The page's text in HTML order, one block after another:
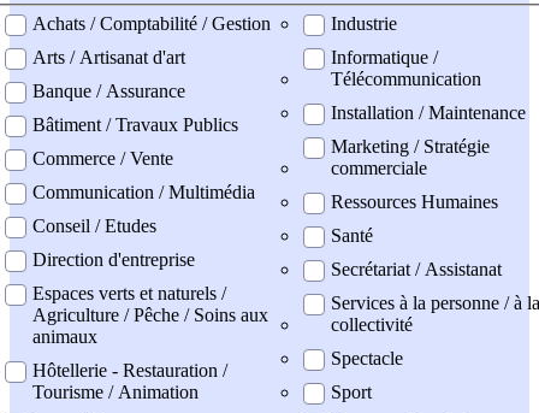
professionel
Achats / Comptabilité / Gestion
Arts / Artisanat d'art
Banque / Assurance
Bâtiment / Travaux Publics
Commerce / Vente
Communication / Multimédia
Conseil / Etudes
Direction d'entreprise
Espaces verts et naturels /
Agriculture / Pêche / Soins aux
animaux
Hôtellerie - Restauration /
Tourisme / Animation
Industrie
Informatique /
Télécommunication
Installation / Maintenance
Marketing / Stratégie
commerciale
Ressources Humaines
Santé
Secrétariat / Assistanat
Services à la personne / à la
collectivité
Spectacle
Sport